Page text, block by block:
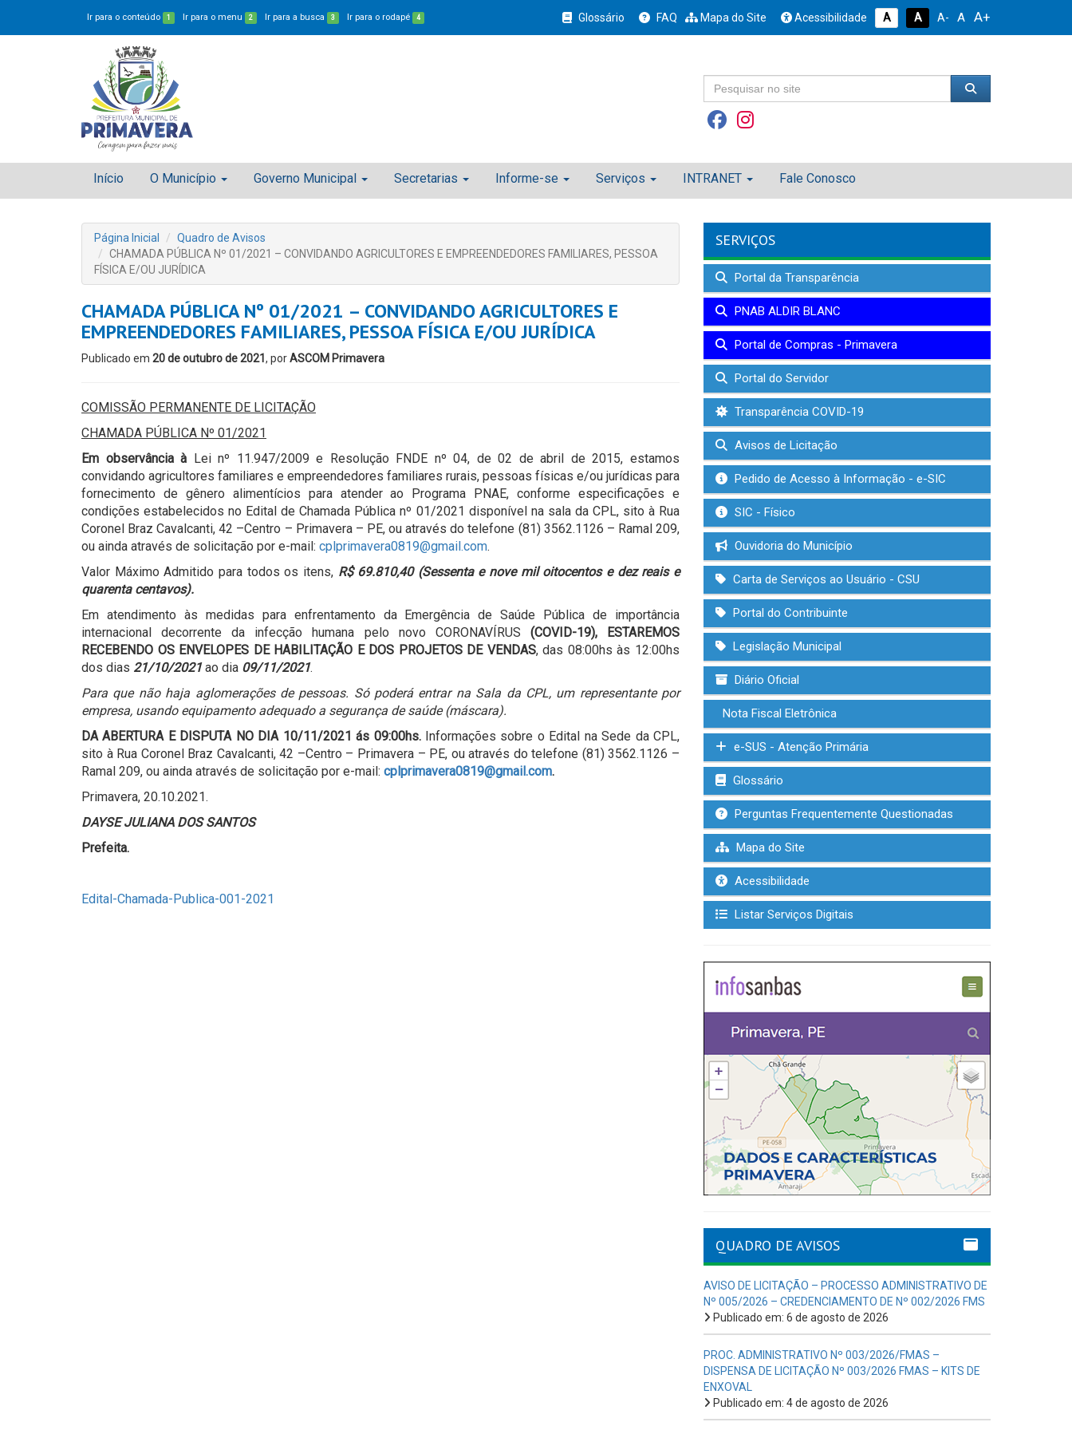
Ir para o conteúdo 1 Ir para o menu 2 Ir para a busca 3 Ir para o rodapé 4 Glossário FAQ Mapa do Site Acessibilidade A A A- A A+
Início O Município Governo Municipal Secretarias Informe-se Serviços INTRANET Fale Conosco
Página Inicial
Quadro de Avisos
CHAMADA PÚBLICA Nº 01/2021 – CONVIDANDO AGRICULTORES E EMPREENDEDORES FAMILIARES, PESSOA
FÍSICA E/OU JURÍDICA
CHAMADA PÚBLICA Nº 01/2021 – CONVIDANDO AGRICULTORES E
EMPREENDEDORES FAMILIARES, PESSOA FÍSICA E/OU JURÍDICA
Publicado em 20 de outubro de 2021 , porASCOM Primavera
COMISSÃO PERMANENTE DE LICITAÇÃO
CHAMADA PÚBLICA Nº 01/2021
Em observância à Lei nº 11.947/2009 e Resolução FNDE nº 04, de 02 de abril de 2015, estamos
convidando agricultores familiares e empreendedores familiares rurais, pessoas físicas e/ou jurídicas para
fornecimento de gênero alimentícios para atender ao Programa PNAE, conforme especificações e
condições estabelecidos no Edital de Chamada Pública nº 01/2021 disponível na sala da CPL, sito à Rua
Coronel Braz Cavalcanti, 42 –Centro – Primavera – PE, ou através do telefone (81) 3562.1126 – Ramal 209,
ou ainda através de solicitação por e-mail: cplprimavera0819@gmail.com.
Valor Máximo Admitido para todos os itens, R$ 69.810,40 (Sessenta e nove mil oitocentos e dez reais e
quarenta centavos).
Em atendimento às medidas para enfrentamento da Emergência de Saúde Pública de importância
internacional decorrente da infecção humana pelo novo CORONAVÍRUS (COVID-19), ESTAREMOS
RECEBENDO OS ENVELOPES DE HABILITAÇÃO E DOS PROJETOS DE VENDAS, das 08:00hs às 12:00hs
dos dias 21/10/2021ao dia 09/11/2021.
Para que não haja aglomerações de pessoas. Só poderá entrar na Sala da CPL, um representante por
empresa, usando equipamento adequado a segurança de saúde (máscara).
DA ABERTURA E DISPUTA NO DIA 10/11/2021 ás 09:00hs. Informações sobre o Edital na Sede da CPL,
sito à Rua Coronel Braz Cavalcanti, 42 –Centro – Primavera – PE, ou através do telefone (81) 3562.1126 –
Ramal 209, ou ainda através de solicitação por e-mail: cplprimavera0819@gmail.com.
Primavera, 20.10.2021.
DAYSE JULIANA DOS SANTOS
Prefeita.
Edital-Chamada-Publica-001-2021
SERVIÇOS
Portal da Transparência
PNAB ALDIR BLANC
Portal de Compras - Primavera
Portal do Servidor
Transparência COVID-19
Avisos de Licitação
Pedido de Acesso à Informação - e-SIC
SIC - Físico
Ouvidoria do Município
Carta de Serviços ao Usuário - CSU
Portal do Contribuinte
Legislação Municipal
Diário Oficial
Nota Fiscal Eletrônica
e-SUS - Atenção Primária
Glossário
Perguntas Frequentemente Questionadas
Mapa do Site
Acessibilidade
Listar Serviços Digitais
QUADRO DE AVISOS
AVISO DE LICITAÇÃO – PROCESSO ADMINISTRATIVO DE
Nº 005/2026 – CREDENCIAMENTO DE Nº 002/2026 FMS
Publicado em: 6 de agosto de 2026
PROC. ADMINISTRATIVO Nº 003/2026/FMAS –
DISPENSA DE LICITAÇÃO Nº 003/2026 FMAS – KITS DE
ENXOVAL
Publicado em: 4 de agosto de 2026